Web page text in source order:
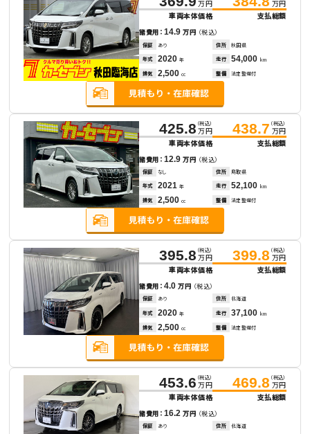
万円
車両本体価格
万円
支払総額
諸費用：14.9万円 （税込）
保証 あり 住所 秋田県
年式 2020 年 走行 54,000 km
排気 2,500 cc 整備 法定整備付
425.8 （税込）
万円
車両本体価格
438.7 （税込）
万円
支払総額
諸費用：12.9万円 （税込）
保証 なし 住所 鳥取県
年式 2021 年 走行 52,100 km
排気 2,500 cc 整備 法定整備付
395.8 （税込）
万円
車両本体価格
399.8 （税込）
万円
支払総額
諸費用：4.0万円 （税込）
保証 あり 住所 北海道
年式 2020 年 走行 37,100 km
排気 2,500 cc 整備 法定整備付
453.6 （税込）
万円
車両本体価格
469.8 （税込）
万円
支払総額
諸費用：16.2万円 （税込）
保証 あり 住所 北海道